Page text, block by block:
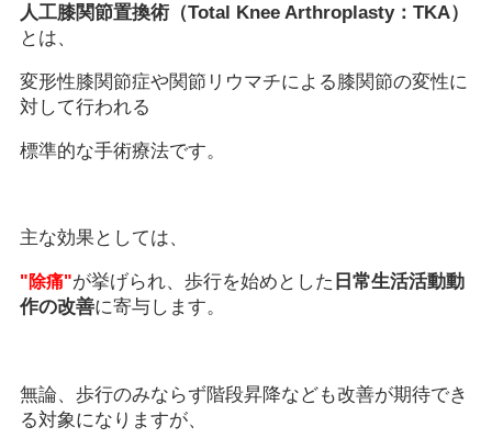
人工膝関節置換術（Total Knee Arthroplasty：TKA）
とは、
変形性膝関節症や関節リウマチによる膝関節の変性に
対して行われる
標準的な手術療法です。
主な効果としては、
"除痛"が挙げられ、歩行を始めとした 日常生活活動動
作の改善に寄与します。
無論、歩行のみならず階段昇降なども改善が期待でき
る対象になりますが、